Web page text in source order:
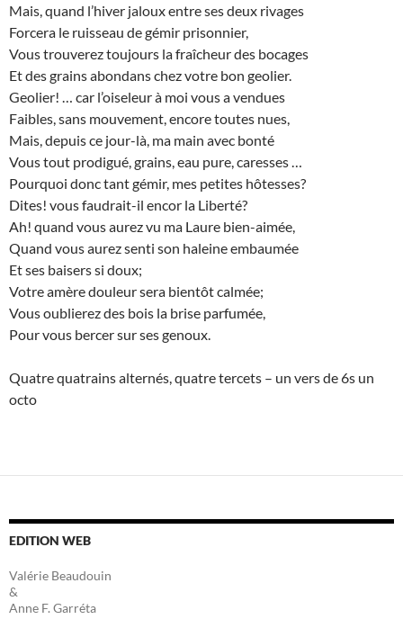
Mais, quand l’hiver jaloux entre ses deux rivages
Forcera le ruisseau de gémir prisonnier,
Vous trouverez toujours la fraîcheur des bocages
Et des grains abondans chez votre bon geolier.
Geolier! … car l’oiseleur à moi vous a vendues
Faibles, sans mouvement, encore toutes nues,
Mais, depuis ce jour-là, ma main avec bonté
Vous tout prodigué, grains, eau pure, caresses …
Pourquoi donc tant gémir, mes petites hôtesses?
Dites! vous faudrait-il encor la Liberté?
Ah! quand vous aurez vu ma Laure bien-aimée,
Quand vous aurez senti son haleine embaumée
Et ses baisers si doux;
Votre amère douleur sera bientôt calmée;
Vous oublierez des bois la brise parfumée,
Pour vous bercer sur ses genoux.
Quatre quatrains alternés, quatre tercets – un vers de 6s un
octo
EDITION WEB
Valérie Beaudouin
&
Anne F. Garréta